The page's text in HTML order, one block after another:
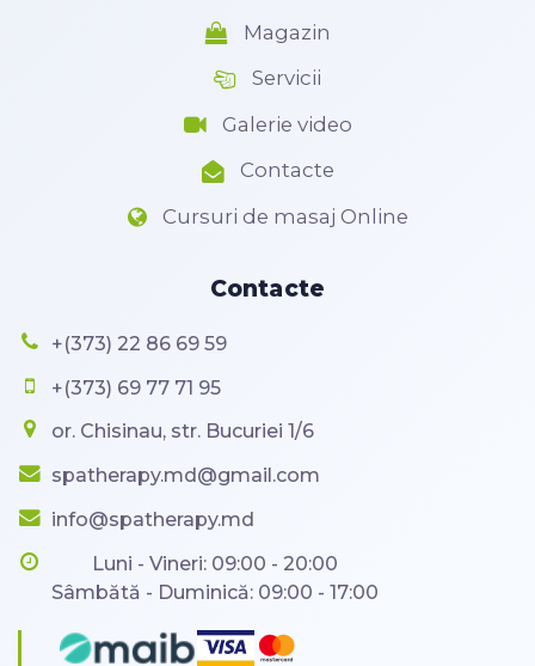
Magazin
Servicii
Galerie video
Contacte
Cursuri de masaj Online
Contacte
+(373) 22 86 69 59
+(373) 69 77 71 95
or. Chisinau, str. Bucuriei 1/6
spatherapy.md@gmail.com
info@spatherapy.md
Luni - Vineri: 09:00 - 20:00
Sâmbătă - Duminică: 09:00 - 17:00